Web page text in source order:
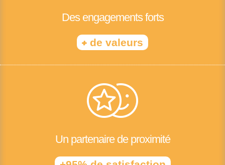
Des engagements forts
+ de valeurs
Un partenaire de proximité